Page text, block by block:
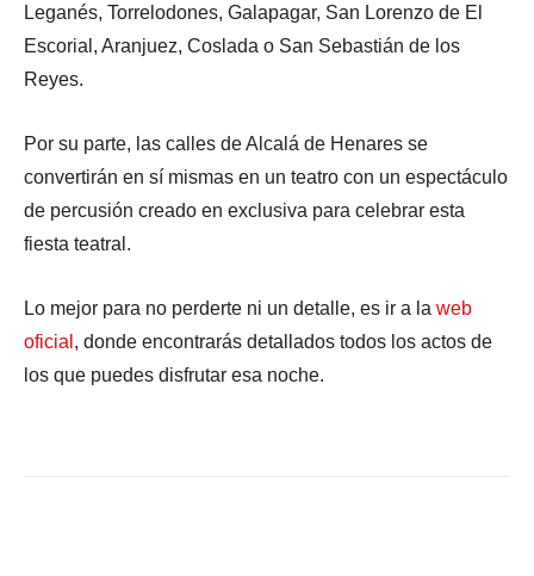
Leganés, Torrelodones, Galapagar, San Lorenzo de El
Escorial, Aranjuez, Coslada o San Sebastián de los
Reyes.
Por su parte, las calles de Alcalá de Henares se
convertirán en sí mismas en un teatro con un espectáculo
de percusión creado en exclusiva para celebrar esta
fiesta teatral.
Lo mejor para no perderte ni un detalle, es ir a la web
oficial , donde encontrarás detallados todos los actos de
los que puedes disfrutar esa noche.